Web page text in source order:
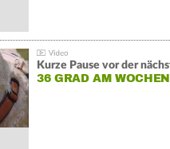
Kurze Pause vor der
36 GRAD AM